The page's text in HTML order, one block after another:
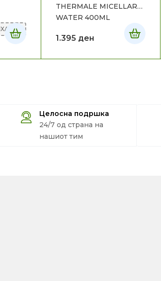
THERMALE MICELLAR
WATER 400ML
1.395 ден
Целосна подршка
24/7 од страна на
нашиот тим